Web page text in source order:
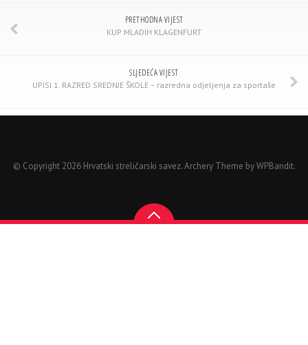
PRETHODNA VIJEST
KUP MLADIH KLAGENFURT
SLJEDEĆA VIJEST
UPISI 1. RAZRED SREDNJE ŠKOLE – razredna odjeljenja za sportaše
© Copyright 2026 Hrvatski streličarski savez.Archery Theme byWPBandit.